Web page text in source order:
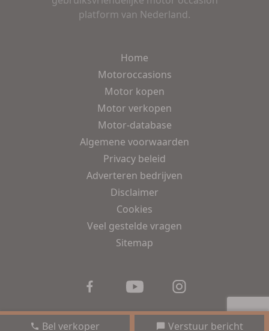
Bel verkoper Verstuur bericht
platform van Nederland.
Home
Motoroccasions
Motor kopen
Motor verkopen
Motor-database
Algemene voorwaarden
Privacy beleid
Adverteren bedrijven
Disclaimer
Cookies
Veel gestelde vragen
Sitemap